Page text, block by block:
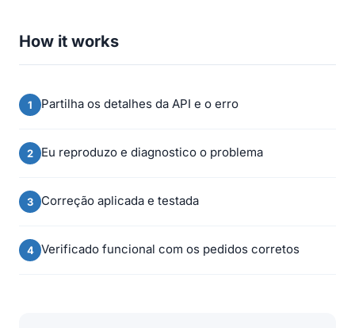
How it works
Partilha os detalhes da API e o erro
Eu reproduzo e diagnostico o problema
Correção aplicada e testada
Verificado funcional com os pedidos corretos